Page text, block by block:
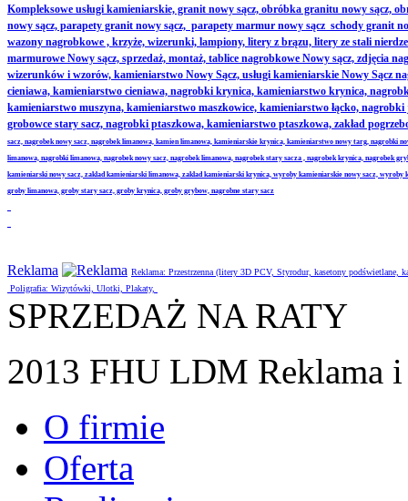
Kompleksowe usługi kamieniarskie, granit nowy sącz, obróbka granitu nowy sącz,
nowy sącz, parapety granit nowy sącz, parapety marmur nowy sącz schody granit
wazony nagrobkowe , krzyże, wizerunki, lampiony, litery z brązu, litery ze stali
marmurowe Nowy sącz, sprzedaż, montaż, tablice nagrobkowe Nowy sącz, zdjęcia
wizerunków i wzorów, kamieniarstwo Nowy Sącz, usługi kamieniarskie Nowy
cieniawa, kamieniarstwo cieniawa, nagrobki krynica, kamieniarstwo krynica,
kamieniarstwo muszyna, kamieniarstwo maszkowice, kamieniarstwo łącko,
grobowce stary sacz, nagrobki ptaszkowa, kamieniarstwo ptaszkowa, zakład
sacz, nagrobek nowy sacz, nagrobek limanowa, kamien limanowa, kamieniarskie krynica, kamieniarstwo nowy targ,
limanowa, nagrobki limanowa, nagrobek nowy sacz, nagrobek limanowa, nagrobek stary sacza , nagrobek krynica, nagrobek
kamieniarski nowy sacz, zaklad kamieniarski limanowa, zaklad kamieniarski krynica, wyroby kamieniarskie nowy sacz,
groby limanowa, groby stary sacz, groby krynica, groby grybow, nagrobne stary sacz
Reklama
Reklama: Przestrzenna (litery 3D PCV, Styrodur, kasetony
Poligrafia: Wizytówki, Ulotki, Plakaty,
SPRZEDAŻ NA RATY
2013 FHU LDM Reklama
O firmie
Oferta